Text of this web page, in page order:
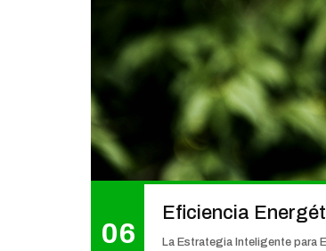
06
Eficiencia
La Estrategia Inteligente para